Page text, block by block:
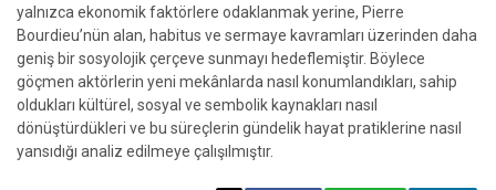
yalnızca ekonomik faktörlere odaklanmak yerine, Pierre
Bourdieu’nün alan, habitus ve sermaye kavramları üzerinden daha
geniş bir sosyolojik çerçeve sunmayı hedeflemiştir. Böylece
göçmen aktörlerin yeni mekânlarda nasıl konumlandıkları, sahip
oldukları kültürel, sosyal ve sembolik kaynakları nasıl
dönüştürdükleri ve bu süreçlerin gündelik hayat pratiklerine nasıl
yansıdığı analiz edilmeye çalışılmıştır.